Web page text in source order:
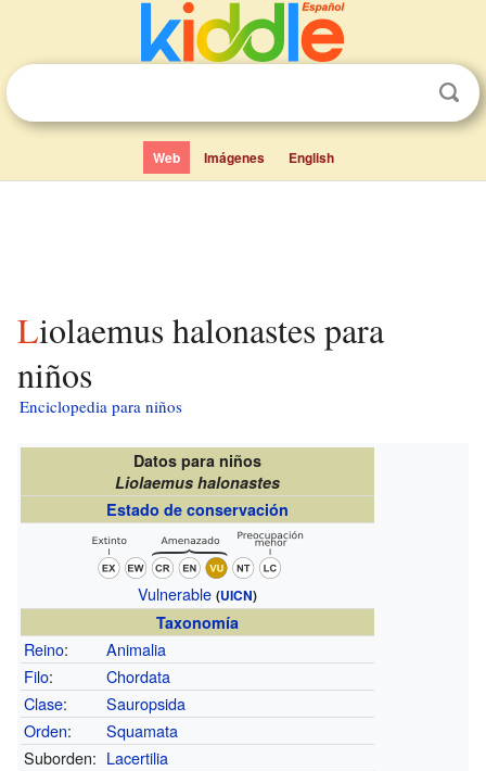
Web Imágenes English
Liolaemus halonastes para
niños
Enciclopedia para niños
Datos para niños
Liolaemus halonastes
Estado de conservación
Vulnerable (UICN)
Taxonomía
Reino:
Animalia
Filo:
Chordata
Clase:
Sauropsida
Orden:
Squamata
Suborden: Lacertilia